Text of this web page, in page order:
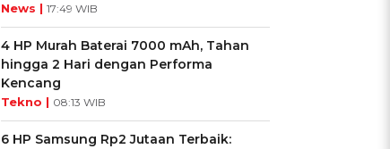
News | 17:49 WIB
4 HP Murah Baterai 7000 mAh, Tahan
hingga 2 Hari dengan Performa
Kencang
Tekno | 08:13 WIB
6 HP Samsung Rp2 Jutaan Terbaik: